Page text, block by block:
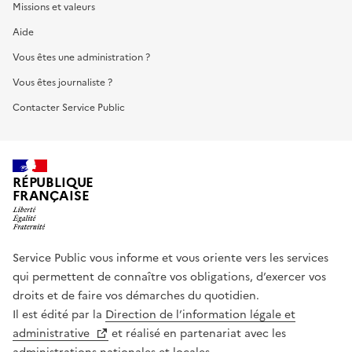
Missions et valeurs
Aide
Vous êtes une administration ?
Vous êtes journaliste ?
Contacter Service Public
RÉPUBLIQUE
FRANÇAISE
Service Public vous informe et vous oriente vers les services
qui permettent de connaître vos obligations, d’exercer vos
droits et de faire vos démarches du quotidien.
Il est édité par la Direction de l’information légale et
administrative
et réalisé en partenariat avec les